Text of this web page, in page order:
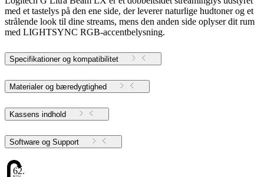
med et tastelys på den ene side, der leverer naturlige hudtoner og et
strålende look til dine streams, mens den anden side oplyser dit rum
med LIGHTSYNC RGB-accentbelysning.
Specifikationer og kompatibilitet
Materialer og bæredygtighed
Kassens indhold
Software og Support
62.12